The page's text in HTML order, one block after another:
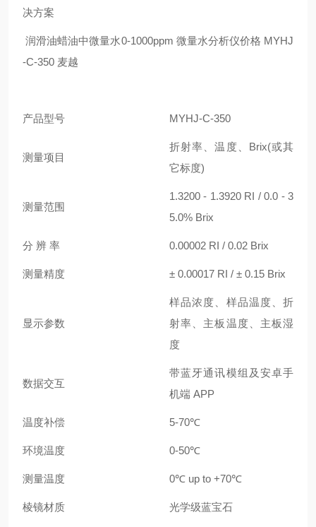
决方案
润滑油蜡油中微量水0-1000ppm 微量水分析仪价格 MYHJ
-C-350 麦越
产品型号 MYHJ-C-350
测量项目
折射率、温度、Brix(或其
它标度)
测量范围
1.3200 - 1.3920 RI / 0.0 - 3
5.0% Brix
分 辨 率 0.00002 RI / 0.02 Brix
测量精度 ± 0.00017 RI / ± 0.15 Brix
显示参数
样品浓度、样品温度、折
射率、主板温度、主板湿
度
数据交互
带蓝牙通讯模组及安卓手
机端 APP
温度补偿 5-70℃
环境温度 0-50℃
测量温度 0℃ up to +70℃
棱镜材质 光学级蓝宝石